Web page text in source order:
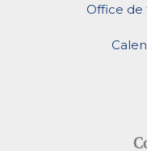
Office de